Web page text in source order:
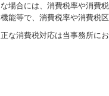
な場合には、消費税率や消費
能等で、消費税率や消費税
な消費税対応は当事務所にお